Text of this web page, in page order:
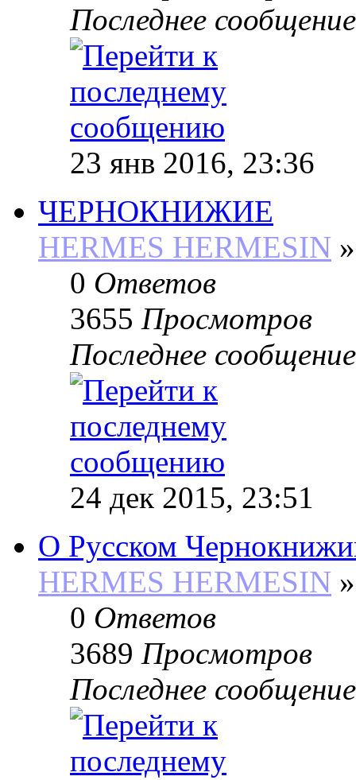
Последнее сообщение
23 янв 2016, 23:36
ЧЕРНОКНИЖИЕ
HERMES HERMESIN »
0 Ответов
3655 Просмотров
Последнее сообщение
24 дек 2015, 23:51
О Русском
HERMES HERMESIN »
0 Ответов
3689 Просмотров
Последнее сообщение